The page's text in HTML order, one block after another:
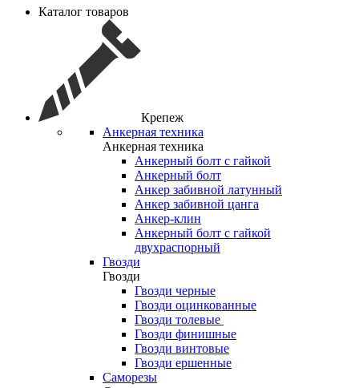
Каталог товаров
Крепеж
Анкерная техника
Анкерная техника
Анкерный болт с гайкой
Анкерный болт
Анкер забивной латунный
Анкер забивной цанга
Анкер-клин
Анкерный болт с гайкой
двухраспорный
Гвозди
Гвозди
Гвозди черные
Гвозди оцинкованные
Гвозди толевые
Гвозди финишные
Гвозди винтовые
Гвозди ершенные
Саморезы